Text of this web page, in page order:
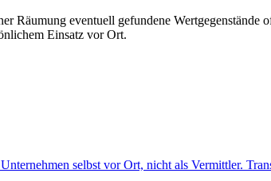
Räumung eventuell gefundene Wertgegenstände
Einsatz vor Ort.
selbst vor Ort, nicht als Vermittler.